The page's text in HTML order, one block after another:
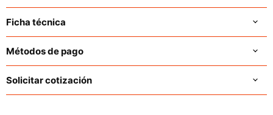
Ficha técnica
Métodos de pago
Solicitar cotización